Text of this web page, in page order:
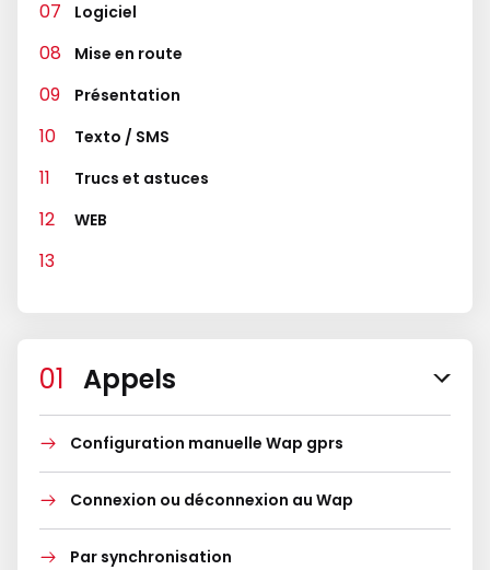
Logiciel
Mise en route
Présentation
Texto / SMS
Trucs et astuces
WEB
Appels
Configuration manuelle Wap gprs
Connexion ou déconnexion au Wap
Par synchronisation